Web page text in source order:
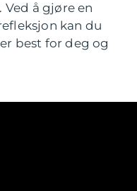
Ved å gjøre en
kan du
best for deg og